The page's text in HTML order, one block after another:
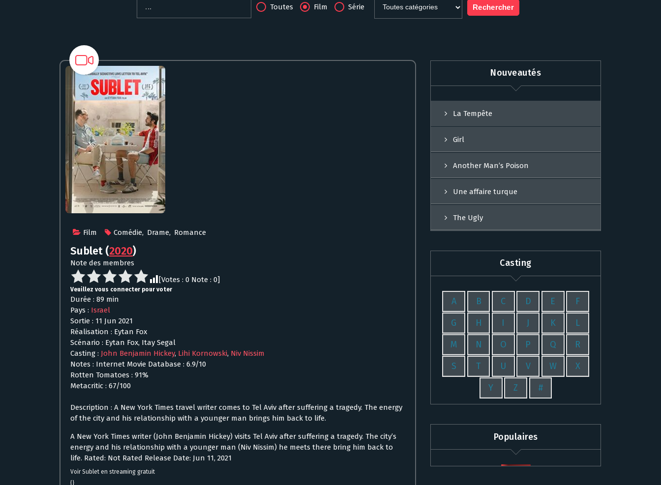
Toutes Film Série
Film Comédie, Drame, Romance
Sublet (2020)
Note des membres
[Votes : 0 Note : 0]
Veuillez vous connecter pour voter
Durée : 89 min
Pays : Israel
Sortie : 11 Jun 2021
Réalisation : Eytan Fox
Scénario : Eytan Fox, Itay Segal
Casting : John Benjamin Hickey, Lihi Kornowski, Niv Nissim
Notes : Internet Movie Database : 6.9/10
Rotten Tomatoes : 91%
Metacritic : 67/100
Description : A New York Times travel writer comes to Tel Aviv after suffering a tragedy. The energy
of the city and his relationship with a younger man brings him back to life.
A New York Times writer (John Benjamin Hickey) visits Tel Aviv after suffering a tragedy. The city’s
energy and his relationship with a younger man (Niv Nissim) he meets there bring him back to
life. Rated: Not Rated Release Date: Jun 11, 2021
Voir Sublet en streaming gratuit
{}
Nouveautés
La Tempête
Girl
Another Man’s Poison
Une affaire turque
The Ugly
Casting
A B C D E F
G H I J K L
M N O P Q R
S T U V W X
Y Z #
Populaires